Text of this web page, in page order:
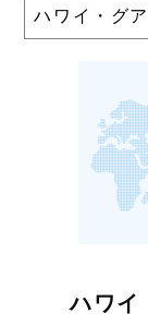
ハワイ